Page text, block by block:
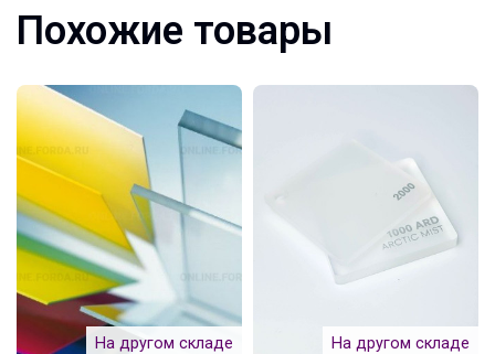
Похожие товары
На другом складе На другом складе